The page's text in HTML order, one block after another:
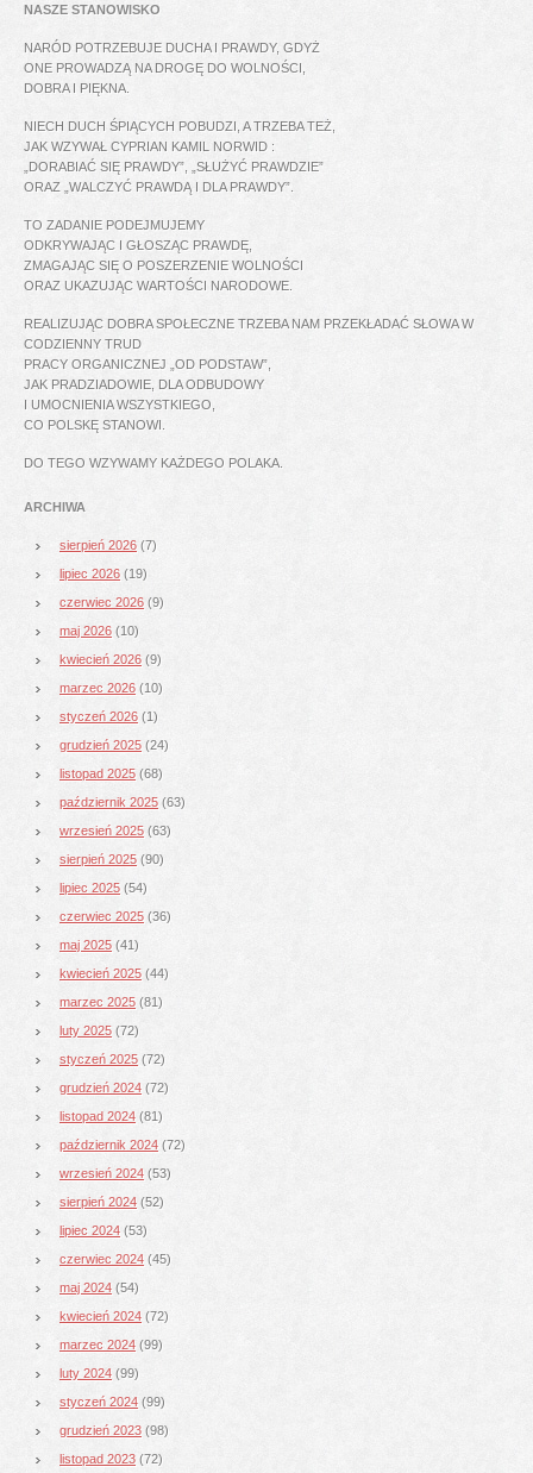
NASZE STANOWISKO
NARÓD POTRZEBUJE DUCHA I PRAWDY, GDYŻ
ONE PROWADZĄ NA DROGĘ DO WOLNOŚCI,
DOBRA I PIĘKNA.
NIECH DUCH ŚPIĄCYCH POBUDZI, A TRZEBA TEŻ,
JAK WZYWAŁ CYPRIAN KAMIL NORWID :
„DORABIAĆ SIĘ PRAWDY”, „SŁUŻYĆ PRAWDZIE”
ORAZ „WALCZYĆ PRAWDĄ I DLA PRAWDY”.
TO ZADANIE PODEJMUJEMY
ODKRYWAJĄC I GŁOSZĄC PRAWDĘ,
ZMAGAJĄC SIĘ O POSZERZENIE WOLNOŚCI
ORAZ UKAZUJĄC WARTOŚCI NARODOWE.
REALIZUJĄC DOBRA SPOŁECZNE TRZEBA NAM PRZEKŁADAĆ SŁOWA W
CODZIENNY TRUD
PRACY ORGANICZNEJ „OD PODSTAW”,
JAK PRADZIADOWIE, DLA ODBUDOWY
I UMOCNIENIA WSZYSTKIEGO,
CO POLSKĘ STANOWI.
DO TEGO WZYWAMY KAŻDEGO POLAKA.
ARCHIWA
sierpień 2026 (7)
lipiec 2026 (19)
czerwiec 2026 (9)
maj 2026 (10)
kwiecień 2026 (9)
marzec 2026 (10)
styczeń 2026 (1)
grudzień 2025 (24)
listopad 2025 (68)
październik 2025 (63)
wrzesień 2025 (63)
sierpień 2025 (90)
lipiec 2025 (54)
czerwiec 2025 (36)
maj 2025 (41)
kwiecień 2025 (44)
marzec 2025 (81)
luty 2025 (72)
styczeń 2025 (72)
grudzień 2024 (72)
listopad 2024 (81)
październik 2024 (72)
wrzesień 2024 (53)
sierpień 2024 (52)
lipiec 2024 (53)
czerwiec 2024 (45)
maj 2024 (54)
kwiecień 2024 (72)
marzec 2024 (99)
luty 2024 (99)
styczeń 2024 (99)
grudzień 2023 (98)
listopad 2023 (72)